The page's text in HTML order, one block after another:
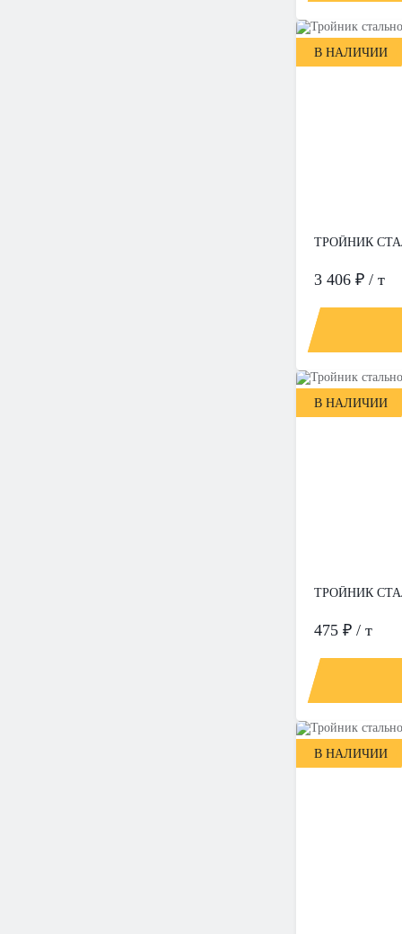
В НАЛИЧИИ
ТРОЙНИК
3 406 ₽ / т
В НАЛИЧИИ
ТРОЙНИК
475 ₽ / т
В НАЛИЧИИ